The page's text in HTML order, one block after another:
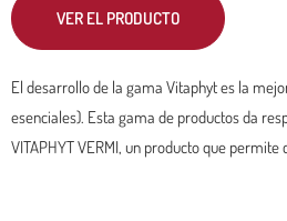
VER EL PRODUCTO
El desarrollo de la gama Vitaphyt es la
esenciales). Esta gama de productos da
VITAPHYT VERMI, un producto que